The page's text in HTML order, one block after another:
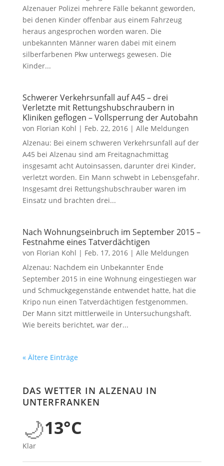
Alzenauer Polizei mehrere Fälle bekannt geworden,
bei denen Kinder offenbar aus einem Fahrzeug
heraus angesprochen worden waren. Die
unbekannten Männer waren dabei mit einem
silberfarbenen Pkw unterwegs gewesen. Die
Kinder...
Schwerer Verkehrsunfall auf A45 – drei
Verletzte mit Rettungshubschraubern in
Kliniken geflogen – Vollsperrung der Autobahn
von Florian Kohl | Feb. 22, 2016| Alle Meldungen
Alzenau: Bei einem schweren Verkehrsunfall auf der
A45 bei Alzenau sind am Freitagnachmittag
insgesamt acht Autoinsassen, darunter drei Kinder,
verletzt worden. Ein Mann schwebt in Lebensgefahr.
Insgesamt drei Rettungshubschrauber waren im
Einsatz und brachten drei...
Nach Wohnungseinbruch im September 2015 –
Festnahme eines Tatverdächtigen
von Florian Kohl | Feb. 17, 2016| Alle Meldungen
Alzenau: Nachdem ein Unbekannter Ende
September 2015 in eine Wohnung eingestiegen war
und Schmuckgegenstände entwendet hatte, hat die
Kripo nun einen Tatverdächtigen festgenommen.
Der Mann sitzt mittlerweile in Untersuchungshaft.
Wie bereits berichtet, war der...
« Ältere Einträge
DAS WETTER IN ALZENAU IN
UNTERFRANKEN
🌙13°C
Klar